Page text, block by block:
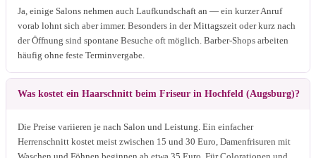
Ja, einige Salons nehmen auch Laufkundschaft an — ein kurzer Anruf
vorab lohnt sich aber immer. Besonders in der Mittagszeit oder kurz nach
der Öffnung sind spontane Besuche oft möglich. Barber-Shops arbeiten
häufig ohne feste Terminvergabe.
Was kostet ein Haarschnitt beim Friseur in Hochfeld (Augsburg)?
Die Preise variieren je nach Salon und Leistung. Ein einfacher
Herrenschnitt kostet meist zwischen 15 und 30 Euro, Damenfrisuren mit